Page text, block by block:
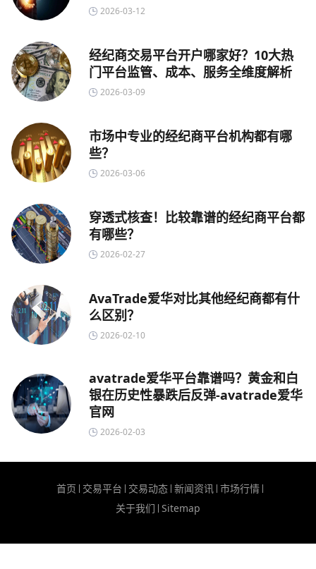
2026-03-12
经纪商交易平台开户哪家好？10大热
门平台监管、成本、服务全维度解析
2026-03-09
市场中专业的经纪商平台机构都有哪
些？
2026-03-06
穿透式核查！比较靠谱的经纪商平台都
有哪些？
2026-02-27
AvaTrade爱华对比其他经纪商都有什
么区别？
2026-02-10
avatrade爱华平台靠谱吗？黄金和白
银在历史性暴跌后反弹-avatrade爱华
官网
2026-02-03
首页 交易平台 交易动态 新闻资讯 市场行情
关于我们 Sitemap